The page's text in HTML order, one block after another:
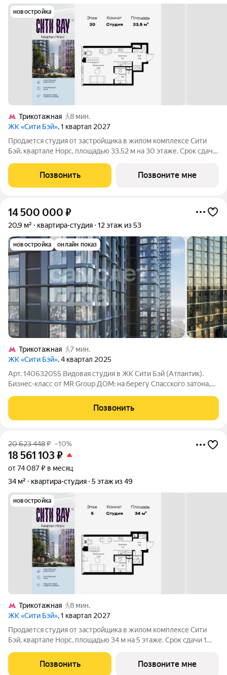
новостройка
Трикотажная
8 мин.
ЖК «Сити Бэй», 1 квартал 2027
Продается студия от застройщика в жилом комплексе Сити
Бэй, квартале Норс, площадью 33.52 м на 30 этаже. Срок сдачи
настоящий город в городе с отлично развитой
инфраструктурой и собственной
Позвонить Позвоните мне
14 500 000 ₽
20,9 м² квартира-студия 12 этаж из 53
новостройка онлайн показ
Трикотажная
7 мин.
ЖК «Сити Бэй», 4 квартал 2025
Арт. 140632055 Видовая студия в ЖК Сити Бэй (Атлантик).
Бизнес-класс от MR Group ДОМ: на берегу Спасского затона,
территории комплекса 5 кварталов Indian, Atlantic, North, Cliff,
Позвонить
20 623 448₽ –10%
18 561 103₽
от 74 087 ₽ в месяц
34 м²
квартира-студия 5 этаж из 49
новостройка
Трикотажная
8 мин.
ЖК «Сити Бэй», 1 квартал 2027
Продается студия от застройщика в жилом комплексе Сити
Бэй, квартале Норс, площадью 34 м на 5 этаже. Срок сдачи 1
настоящий город в городе с отлично развитой
инфраструктурой и собственной
Позвонить Позвоните мне